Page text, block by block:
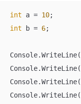
int a = 10
int b = 6;
Console.WriteLine(
Console.WriteLine(
Console.WriteLine(
Console.WriteLine(